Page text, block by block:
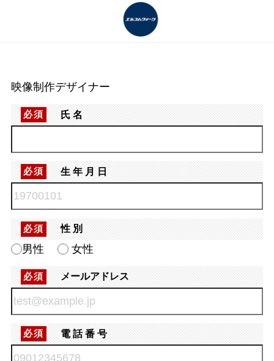
映像制作デザイナー
必須 氏名
必須 生年月日
必須 性別
男性 女性
必須 メールアドレス
必須 電話番号